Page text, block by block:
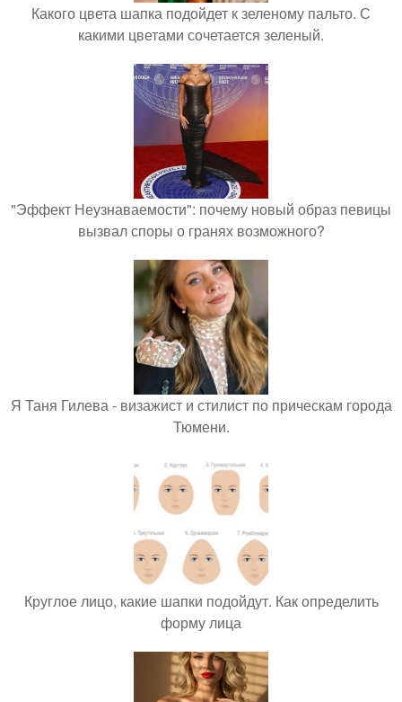
Какого цвета шапка подойдет к зеленому пальто. С
какими цветами сочетается зеленый.
"Эффект Неузнаваемости": почему новый образ певицы
вызвал споры о гранях возможного?
Я Таня Гилева - визажист и стилист по прическам города
Тюмени.
Круглое лицо, какие шапки подойдут. Как определить
форму лица